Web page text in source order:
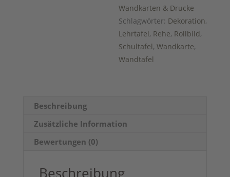
Wandkarten & Drucke
Schlagwörter: Dekoration,
Lehrtafel, Rehe, Rollbild,
Schultafel,Wandkarte,
Wandtafel
Beschreibung
Zusätzliche Information
Bewertungen (0)
Beschreibung